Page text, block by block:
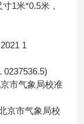
1米*0.5米，
1
市气象局校准
京市气象局校